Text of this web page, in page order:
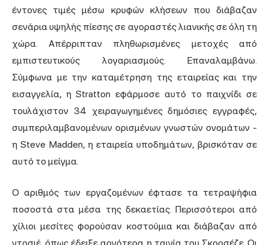
έντονες τιμές μέσω κρυφών κλήσεων που διάβαζαν
σενάρια υψηλής πίεσης σε αγοραστές λιανικής σε όλη τη
χώρα. Απέρριπταν πληθωρισμένες μετοχές από
εμπιστευτικούς λογαριασμούς. Επαναλαμβάνω.
Σύμφωνα με την καταμέτρηση της εταιρείας και την
εισαγγελία, η Stratton εφάρμοσε αυτό το παιχνίδι σε
τουλάχιστον 34 χειραγωγημένες δημόσιες εγγραφές,
συμπεριλαμβανομένων ορισμένων γνωστών ονομάτων -
η Steve Madden, η εταιρεία υποδημάτων, βρισκόταν σε
αυτό το μείγμα.
Ο αριθμός των εργαζομένων έφτασε τα τετραψήφια
ποσοστά στα μέσα της δεκαετίας. Περισσότεροι από
χίλιοι μεσίτες φορούσαν κοστούμια και διάβαζαν από